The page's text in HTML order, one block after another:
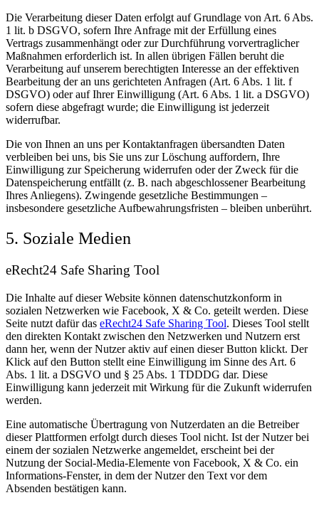
Die Verarbeitung dieser Daten erfolgt auf Grundlage von Art. 6 Abs.
1 lit. b DSGVO, sofern Ihre Anfrage mit der Erfüllung eines
Vertrags zusammenhängt oder zur Durchführung vorvertraglicher
Maßnahmen erforderlich ist. In allen übrigen Fällen beruht die
Verarbeitung auf unserem berechtigten Interesse an der effektiven
Bearbeitung der an uns gerichteten Anfragen (Art. 6 Abs. 1 lit. f
DSGVO) oder auf Ihrer Einwilligung (Art. 6 Abs. 1 lit. a DSGVO)
sofern diese abgefragt wurde; die Einwilligung ist jederzeit
widerrufbar.
Die von Ihnen an uns per Kontaktanfragen übersandten Daten
verbleiben bei uns, bis Sie uns zur Löschung auffordern, Ihre
Einwilligung zur Speicherung widerrufen oder der Zweck für die
Datenspeicherung entfällt (z. B. nach abgeschlossener Bearbeitung
Ihres Anliegens). Zwingende gesetzliche Bestimmungen –
insbesondere gesetzliche Aufbewahrungsfristen – bleiben unberührt.
5. Soziale Medien
eRecht24 Safe Sharing Tool
Die Inhalte auf dieser Website können datenschutzkonform in
sozialen Netzwerken wie Facebook, X & Co. geteilt werden. Diese
Seite nutzt dafür das eRecht24 Safe Sharing Tool. Dieses Tool stellt
den direkten Kontakt zwischen den Netzwerken und Nutzern erst
dann her, wenn der Nutzer aktiv auf einen dieser Button klickt. Der
Klick auf den Button stellt eine Einwilligung im Sinne des Art. 6
Abs. 1 lit. a DSGVO und § 25 Abs. 1 TDDDG dar. Diese
Einwilligung kann jederzeit mit Wirkung für die Zukunft widerrufen
werden.
Eine automatische Übertragung von Nutzerdaten an die Betreiber
dieser Plattformen erfolgt durch dieses Tool nicht. Ist der Nutzer bei
einem der sozialen Netzwerke angemeldet, erscheint bei der
Nutzung der Social-Media-Elemente von Facebook, X & Co. ein
Informations-Fenster, in dem der Nutzer den Text vor dem
Absenden bestätigen kann.